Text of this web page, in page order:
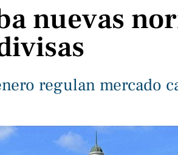
nuevas
regulan mercado